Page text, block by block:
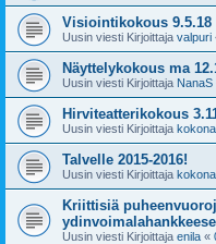
Visiointikokous 9.5.18
Uusin viesti Kirjoittaja valpuri
Näyttelykokous ma
Uusin viesti Kirjoittaja NanaS
Hirviteatterikokous
Uusin viesti Kirjoittaja
Talvelle 2015-2016!
Uusin viesti Kirjoittaja
Kriittisiä
Uusin viesti Kirjoittaja enila «